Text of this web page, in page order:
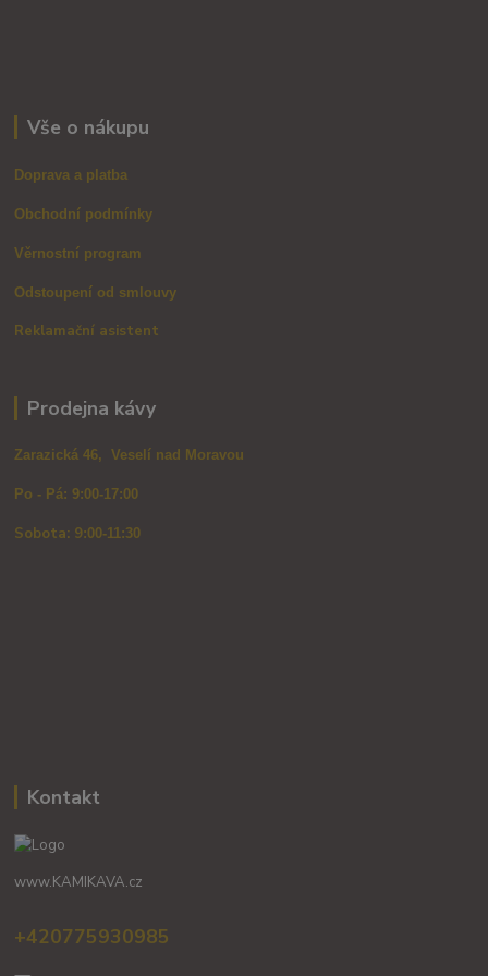
Vše o nákupu
Doprava a platba
Obchodní podmínky
Věrnostní program
Odstoupení od smlouvy
Reklamační asistent
Prodejna kávy
Zarazická 46, Veselí nad Moravou
Po - Pá: 9:00-17:00
Sobota: 9:00-11:30
Kontakt
www.KAMIKAVA.cz
+420775930985